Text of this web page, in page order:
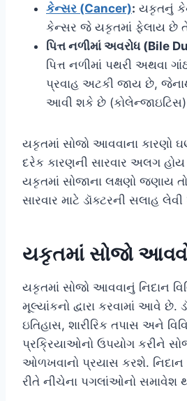
કેન્સર (Cancer): યકૃતનું
કેન્સર જે યકૃતમાં ફેલાય છે તે
પિત્ત નળીમાં અવરોધ (Bile
પિત્ત નળીમાં પથરી અથવા
પ્રવાહ અટકી જાય છે,
આવી શકે છે
યકૃતમાં સોજો આવવાના કારણો
દરેક કારણની સારવાર અલગ
યકૃતમાં સોજાના લક્ષણો જણાય
સારવાર માટે ડૉક્ટરની સલાહ
યકૃતમાં સોજો
યકૃતમાં સોજો આવવાનું નિદાન
મૂલ્યાંકનો દ્વારા કરવામાં આવે છે.
ઇતિહાસ, શારીરિક તપાસ અને
પ્રક્રિયાઓનો ઉપયોગ કરીને
ઓળખવાનો પ્રયાસ કરશે. નિદાન
રીતે નીચેના પગલાંઓનો સમાવેશ